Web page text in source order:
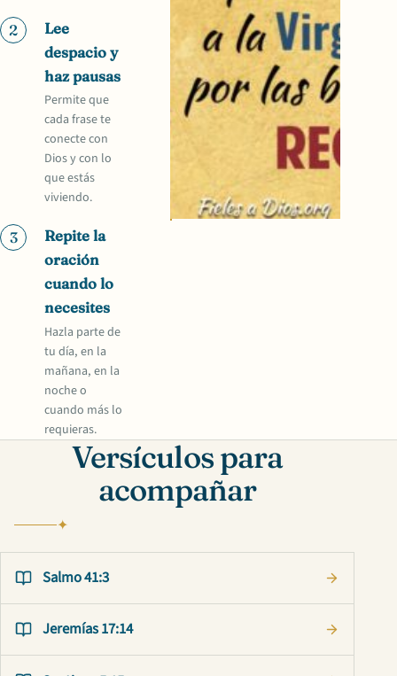
2
Lee
despacio y
haz pausas
Permite que
cada frase te
conecte con
Dios y con lo
que estás
viviendo.
3
Repite la
oración
cuando lo
necesites
Hazla parte de
tu día, en la
mañana, en la
noche o
cuando más lo
requieras.
Versículos para
acompañar
Salmo 41:3
Jeremías 17:14